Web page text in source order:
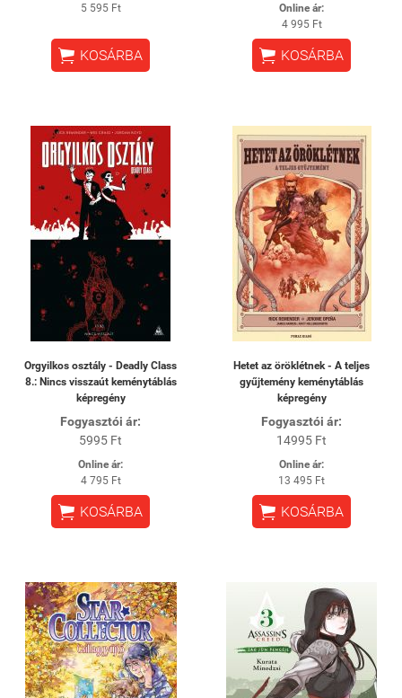
5 595 Ft
 KOSÁRBA
Online ár:
4 995 Ft
 KOSÁRBA
Orgyilkos osztály - Deadly Class
8.: Nincs visszaút keménytáblás
képregény
Fogyasztói ár:
5995 Ft
Online ár:
4 795 Ft
 KOSÁRBA
Hetet az öröklétnek - A teljes
gyűjtemény keménytáblás
képregény
Fogyasztói ár:
14995 Ft
Online ár:
13 495 Ft
 KOSÁRBA